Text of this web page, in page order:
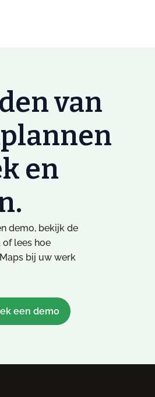
van
en
demo, bekijk de
of lees hoe
bij uw werk
een demo